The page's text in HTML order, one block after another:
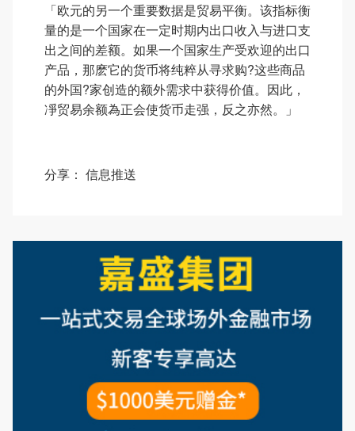
「欧元的另一个重要数据是贸易平衡。该指标衡
量的是一个国家在一定时期内出口收入与进口支
出之间的差额。如果一个国家生产受欢迎的出口
产品，那麽它的货币将纯粹从寻求购?这些商品
的外国?家创造的额外需求中获得价值。因此，
凈贸易余额為正会使货币走强，反之亦然。」
分享： 信息推送